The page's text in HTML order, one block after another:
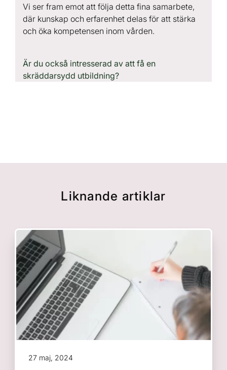
Vi ser fram emot att följa detta fina samarbete,
där kunskap och erfarenhet delas för att stärka
och öka kompetensen inom vården.
Är du också intresserad av att få en
skräddarsydd utbildning?
Liknande artiklar
27 maj, 2024